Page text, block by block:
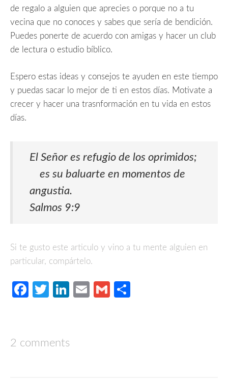
de regalo a alguien que aprecies o porque no a tu
vecina que no conoces y sabes que sería de bendición.
Puedes ponerte de acuerdo con amigas y hacer un club
de lectura o estudio bíblico.
Espero estas ideas y consejos te ayuden en este tiempo
y puedas sacar lo mejor de ti en estos días. Motivate a
crecer y hacer una trasnformación en tu vida en estos
días.
El Señor es refugio de los oprimidos;
es su baluarte en momentos de
angustia.
Salmos 9:9
Si te gusto este articulo y vino a tu mente alguien en
particular, compártelo.
Facebook
TwitterLinkedIn
EmailGmail
2 comments